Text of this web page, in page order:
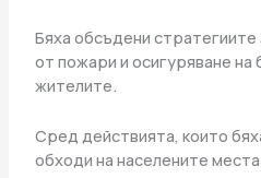
Бяха обсъдени стратегиите
от пожари и осигуряване на
жителите.
Сред действията, които
обходи на населените